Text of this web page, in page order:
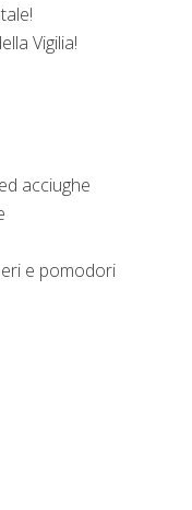
Vigilia!
acciughe
e pomodori